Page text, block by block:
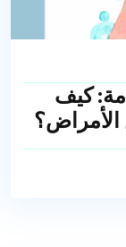
كيف
الأمراض؟